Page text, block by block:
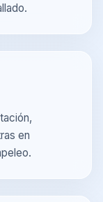
en